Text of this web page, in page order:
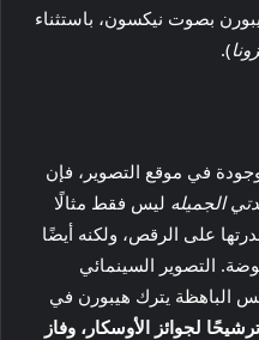
بصوت نيكسون، باستثناء
).
في موقع التصوير، فإن
الجميله ليس فقط مثالًا
على الرقص، ولكنه أيضًا
التصوير السينمائي
الباهظة يترك هيبورن في
الفيلم على 12 ترشيحًا لجوائز الأوسكار، وفاز